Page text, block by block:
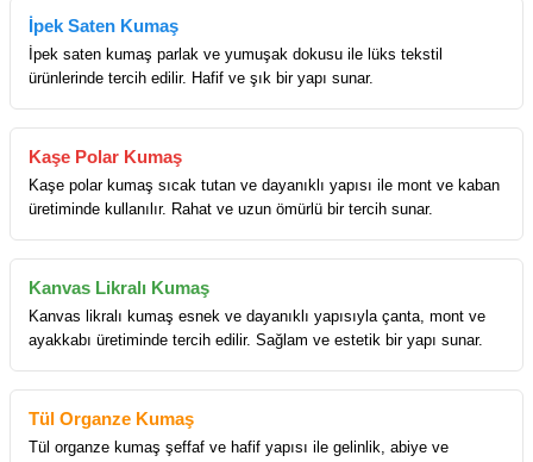
İpek Saten Kumaş
İpek saten kumaş parlak ve yumuşak dokusu ile lüks tekstil
ürünlerinde tercih edilir. Hafif ve şık bir yapı sunar.
Kaşe Polar Kumaş
Kaşe polar kumaş sıcak tutan ve dayanıklı yapısı ile mont ve kaban
üretiminde kullanılır. Rahat ve uzun ömürlü bir tercih sunar.
Kanvas Likralı Kumaş
Kanvas likralı kumaş esnek ve dayanıklı yapısıyla çanta, mont ve
ayakkabı üretiminde tercih edilir. Sağlam ve estetik bir yapı sunar.
Tül Organze Kumaş
Tül organze kumaş şeffaf ve hafif yapısı ile gelinlik, abiye ve